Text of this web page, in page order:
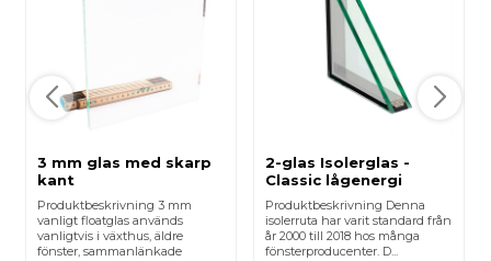
3 mm glas med skarp
kant
Produktbeskrivning 3 mm
vanligt floatglas används
vanligtvis i växthus, äldre
fönster, sammanlänkade
2-glas Isolerglas -
Classic lågenergi
Produktbeskrivning Denna
isolerruta har varit standard från
år 2000 till 2018 hos många
fönsterproducenter. D...